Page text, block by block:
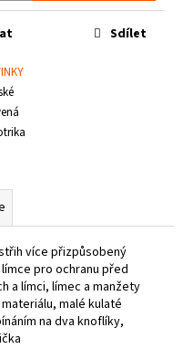
Sdílet
více přizpůsobený
pro ochranu před
a límci, límec a manžety
malé kulaté
na dva knoflíky,